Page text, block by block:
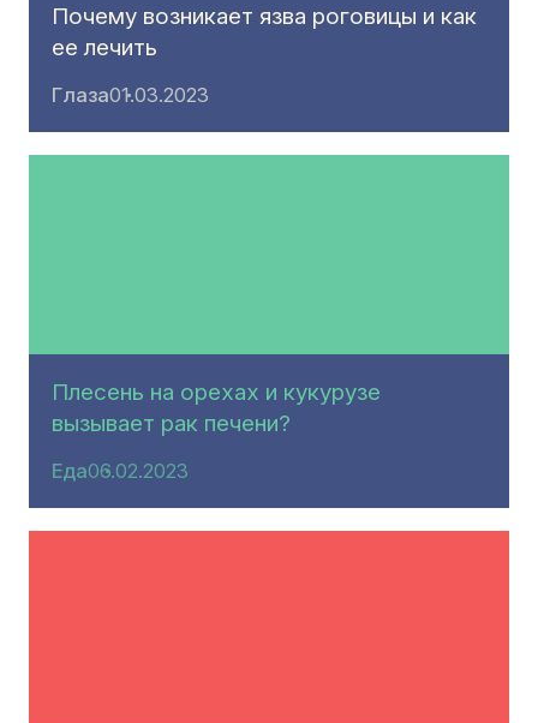
Почему возникает язва роговицы и как
ее лечить
Глаза01.03.2023
Плесень на орехах и кукурузе
вызывает рак печени?
Еда06.02.2023